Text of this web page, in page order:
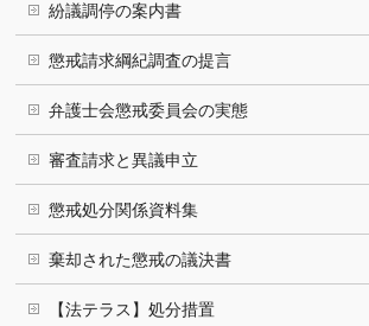
紛議調停の案内書
懲戒請求綱紀調査の提言
弁護士会懲戒委員会の実態
審査請求と異議申立
懲戒処分関係資料集
棄却された懲戒の議決書
【法テラス】処分措置